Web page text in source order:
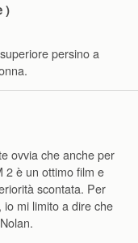
)
persino a
ovvia che anche per
2 è un ottimo film e
scontata. Per
mi limito a dire che